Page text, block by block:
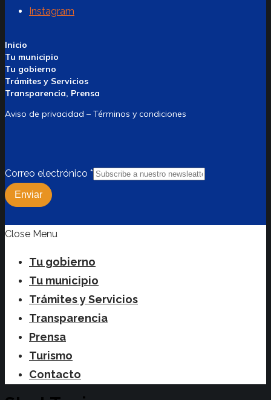
Instagram
Inicio
Tu municipio
Tu gobierno
Trámites y Servicios
Transparencia, Prensa
Aviso de privacidad – Términos y condiciones
Correo electrónico *
Enviar
Close Menu
Tu gobierno
Tu municipio
Trámites y Servicios
Transparencia
Prensa
Turismo
Contacto